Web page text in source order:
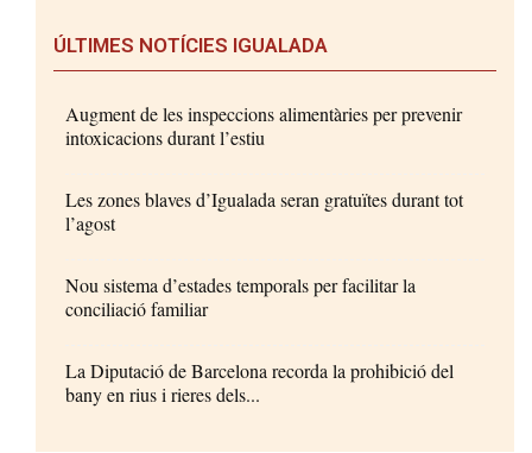
ÚLTIMES NOTÍCIES IGUALADA
Augment de les inspeccions alimentàries per prevenir
intoxicacions durant l’estiu
Les zones blaves d’Igualada seran gratuïtes durant tot
l’agost
Nou sistema d’estades temporals per facilitar la
conciliació familiar
La Diputació de Barcelona recorda la prohibició del
bany en rius i rieres dels...